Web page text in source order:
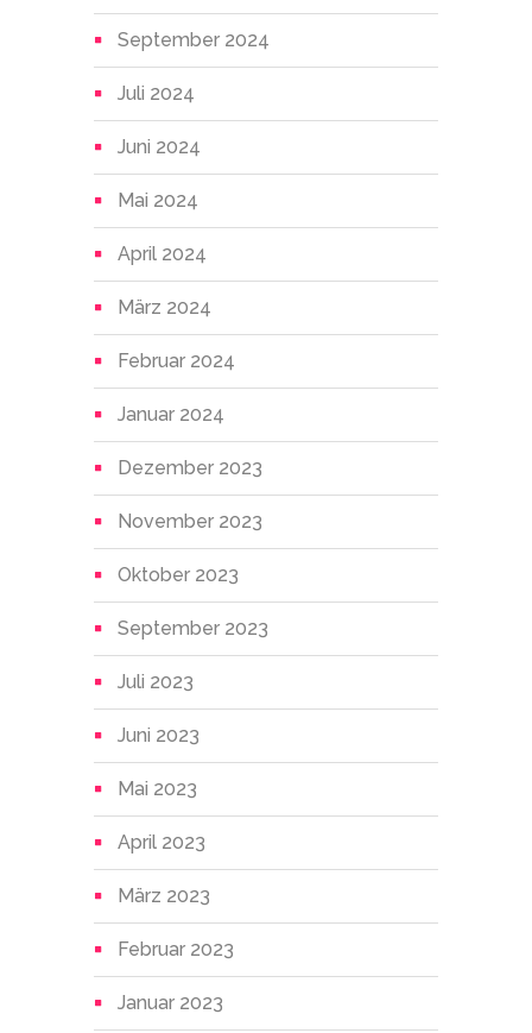
September 2024
Juli 2024
Juni 2024
Mai 2024
April 2024
März 2024
Februar 2024
Januar 2024
Dezember 2023
November 2023
Oktober 2023
September 2023
Juli 2023
Juni 2023
Mai 2023
April 2023
März 2023
Februar 2023
Januar 2023